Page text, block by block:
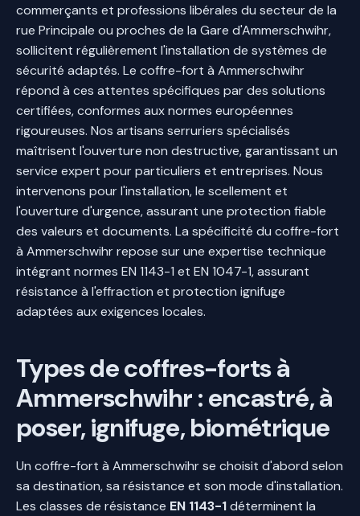
commerçants et professions libérales du secteur de la
rue Principale ou proches de la Gare d'Ammerschwihr,
sollicitent régulièrement l'installation de systèmes de
sécurité adaptés. Le coffre-fort à Ammerschwihr
répond à ces attentes spécifiques par des solutions
certifiées, conformes aux normes européennes
rigoureuses. Nos artisans serruriers spécialisés
maîtrisent l'ouverture non destructive, garantissant un
service expert pour particuliers et entreprises. Nous
intervenons pour l'installation, le scellement et
l'ouverture d'urgence, assurant une protection fiable
des valeurs et documents. La spécificité du coffre-fort
à Ammerschwihr repose sur une expertise technique
intégrant normes EN 1143-1 et EN 1047-1, assurant
résistance à l'effraction et protection ignifuge
adaptées aux exigences locales.
Types de coffres-forts à
Ammerschwihr : encastré, à
poser, ignifuge, biométrique
Un coffre-fort à Ammerschwihr se choisit d'abord selon
sa destination, sa résistance et son mode d'installation.
Les classes de résistance EN 1143-1déterminent la